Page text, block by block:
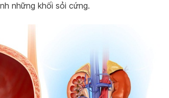
những khối sỏi cứng.